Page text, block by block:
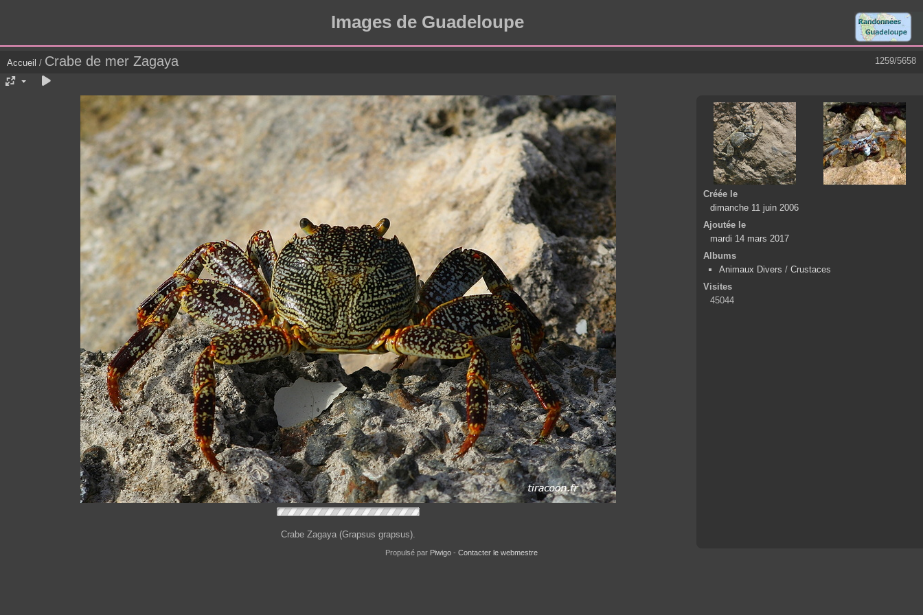
Images de Guadeloupe
1259/5658
Accueil / Crabe de mer Zagaya
Crabe Zagaya (Grapsus grapsus).
Créée le
dimanche 11 juin 2006
Ajoutée le
mardi 14 mars 2017
Albums
Animaux Divers / Crustaces
Visites
45044
Propulsé par Piwigo - Contacter le webmestre